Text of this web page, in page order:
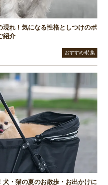
れ！気になる性格としつけのポ
紹介
おすすめ/特集
・猫の夏のお散歩・お出かけに